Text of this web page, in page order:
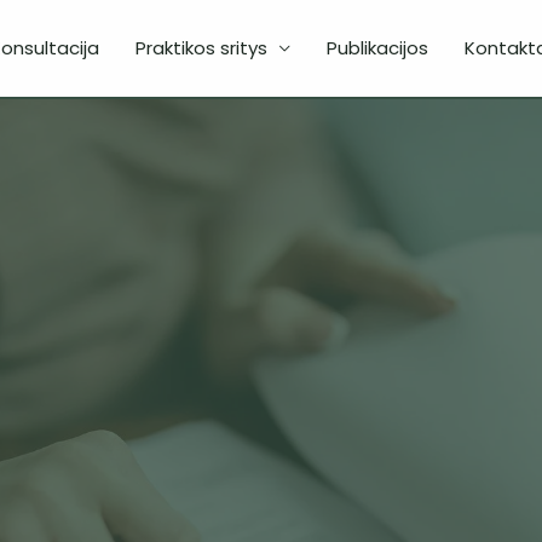
Praktikos sritys Publikacijos